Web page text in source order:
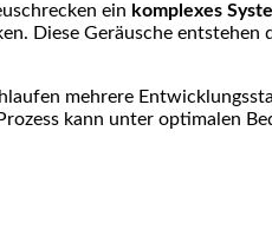
ein komplexes
Diese Geräusche
mehrere
kann unter ​optimalen